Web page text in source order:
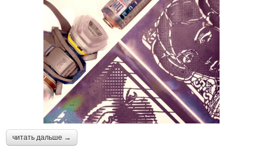
читать дальше →